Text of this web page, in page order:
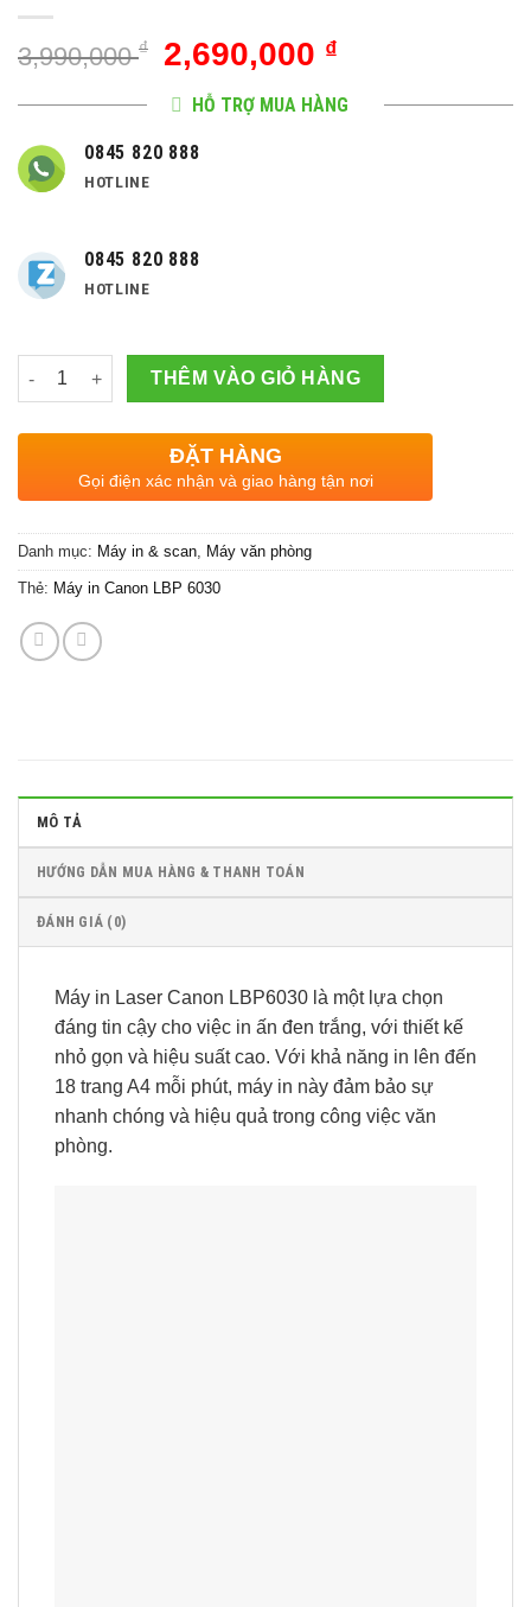
3,990,000₫
Giá
gốc
là:
2,690,000 ₫
tại
HỖ TRỢ MUA HÀNG
0845 820 888
HOTLINE
0845 820 888
HOTLINE
Số lượng
THÊM VÀO GIỎ HÀNG
ĐẶT HÀNG
Gọi điện xác nhận và giao hàng tận nơi
Danh mục: Máy in & scan, Máy văn phòng
Thẻ: Máy in Canon LBP 6030
MÔ TẢ
HƯỚNG DẪN MUA HÀNG & THANH TOÁN
ĐÁNH GIÁ (0)
Máy in Laser Canon LBP6030 là một lựa chọn
đáng tin cậy cho việc in ấn đen trắng, với thiết kế
nhỏ gọn và hiệu suất cao. Với khả năng in lên đến
18 trang A4 mỗi phút, máy in này đảm bảo sự
nhanh chóng và hiệu quả trong công việc văn
phòng.